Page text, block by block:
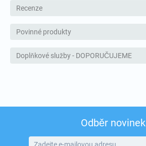
Recenze
Povinné produkty
Doplňkové služby - DOPORUČUJEME
Odběr novinek